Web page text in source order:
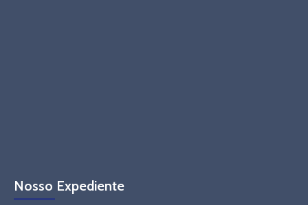
Nosso Expediente